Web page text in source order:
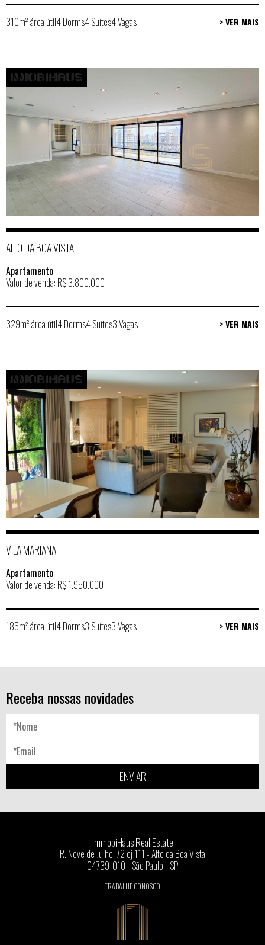
310m² área útil4 Dorms4 Suítes4 Vagas > VER MAIS
ALTO DA BOA VISTA
Apartamento
Valor de venda: R$ 3.800.000
329m² área útil4 Dorms4 Suítes3 Vagas > VER MAIS
VILA MARIANA
Apartamento
Valor de venda: R$ 1.950.000
185m² área útil4 Dorms3 Suítes3 Vagas > VER MAIS
Receba nossas novidades
ENVIAR
ImmobiHaus Real Estate
R. Nove de Julho, 72 cj 111 - Alto da Boa Vista
04739-010 - São Paulo - SP
TRABALHE CONOSCO